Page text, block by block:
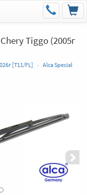
Tiggo (2005г
[T11/FL] Alca Special